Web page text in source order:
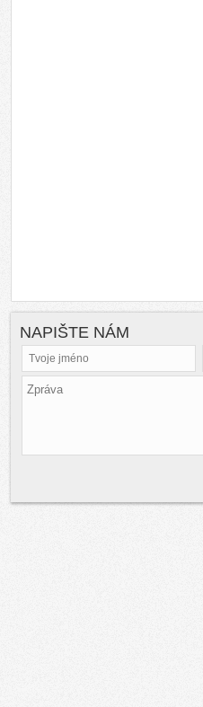
NAPIŠTE NÁM